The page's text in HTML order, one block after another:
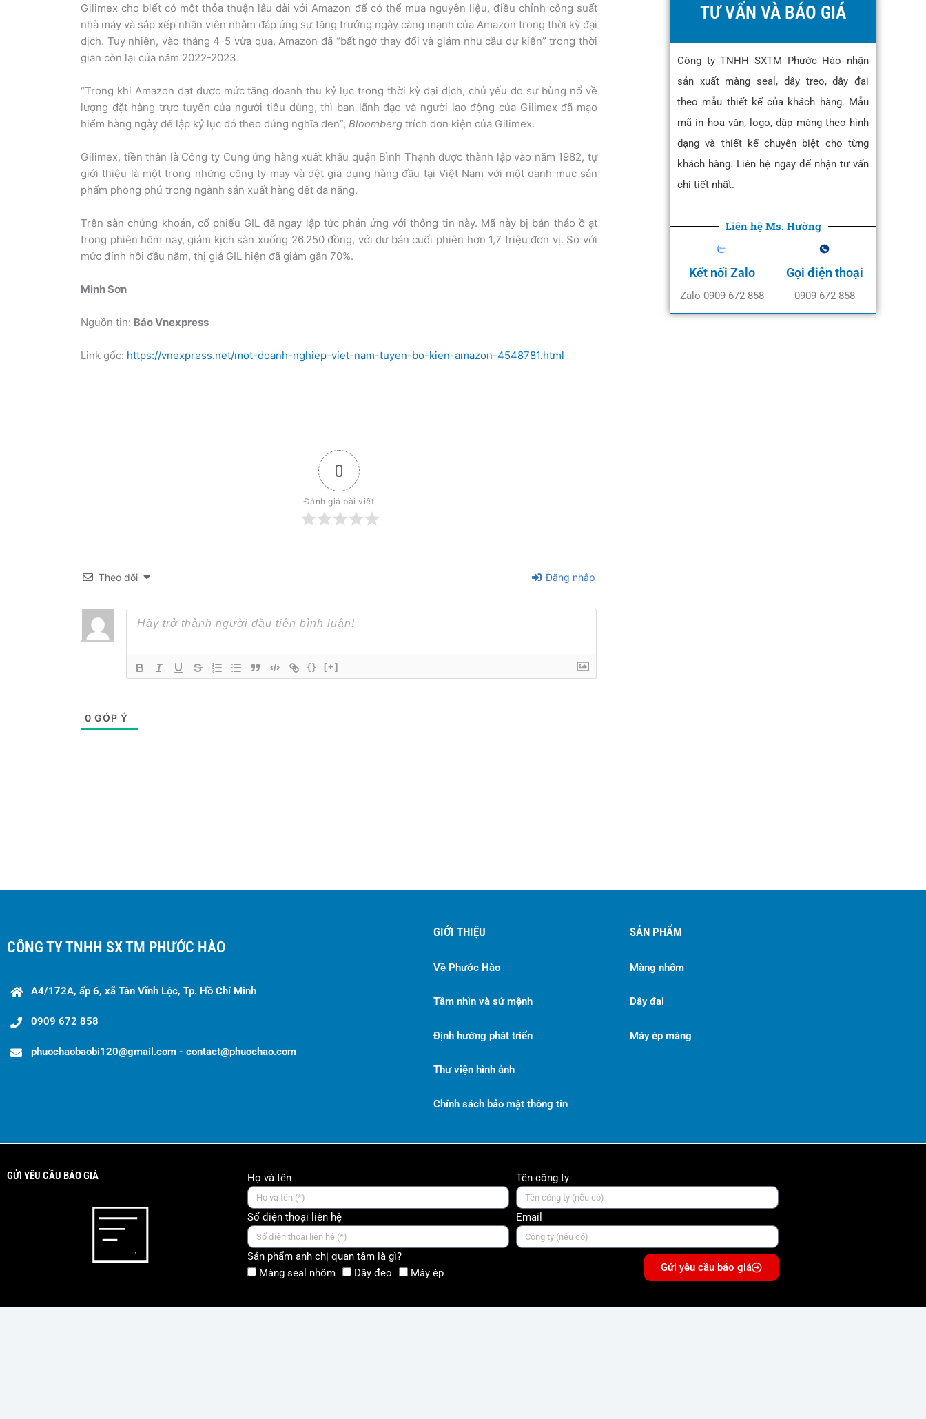
Gilimex cho biết có một thỏa thuận lâu dài với Amazon để có thể mua nguyên liệu, điều chỉnh công suất
nhà máy và sắp xếp nhân viên nhằm đáp ứng sự tăng trưởng ngày càng mạnh của Amazon trong thời kỳ đại
dịch. Tuy nhiên, vào tháng 4-5 vừa qua, Amazon đã “bất ngờ thay đổi và giảm nhu cầu dự kiến” trong thời
gian còn lại của năm 2022-2023.
“Trong khi Amazon đạt được mức tăng doanh thu kỷ lục trong thời kỳ đại dịch, chủ yếu do sự bùng nổ về
lượng đặt hàng trực tuyến của người tiêu dùng, thì ban lãnh đạo và người lao động của Gilimex đã mạo
hiểm hàng ngày để lập kỷ lục đó theo đúng nghĩa đen”, Bloomberg trích đơn kiện của Gilimex.
Gilimex, tiền thân là Công ty Cung ứng hàng xuất khẩu quận Bình Thạnh được thành lập vào năm 1982, tự
giới thiệu là một trong những công ty may và dệt gia dụng hàng đầu tại Việt Nam với một danh mục sản
phẩm phong phú trong ngành sản xuất hàng dệt đa năng.
Trên sàn chứng khoán, cổ phiếu GIL đã ngay lập tức phản ứng với thông tin này. Mã này bị bán tháo ồ ạt
trong phiên hôm nay, giảm kịch sàn xuống 26.250 đồng, với dư bán cuối phiên hơn 1,7 triệu đơn vị. So với
mức đỉnh hồi đầu năm, thị giá GIL hiện đã giảm gần 70%.
Minh Sơn
Nguồn tin: Báo Vnexpress
Link gốc: https://vnexpress.net/mot-doanh-nghiep-viet-nam-tuyen-bo-kien-amazon-4548781.html
0
Đánh giá bài viết
Theo dõi Đăng nhập
{} [+]
0 GÓP Ý
TƯ VẤN VÀ BÁO GIÁ
Công ty TNHH SXTM Phước Hào nhận
sản xuất màng seal, dây treo, dây đai
theo mẫu thiết kế của khách hàng. Mẫu
mã in hoa văn, logo, dập màng theo hình
dạng và thiết kế chuyên biệt cho từng
khách hàng. Liên hệ ngay để nhận tư vấn
chi tiết nhất.
Liên hệ Ms. Hường
Kết nối Zalo
Zalo 0909 672 858
Gọi điện thoại
0909 672 858
CÔNG TY TNHH SX TM PHƯỚC HÀO
A4/172A, ấp 6, xã Tân Vĩnh Lộc, Tp. Hồ Chí Minh
0909 672 858
phuochaobaobi120@gmail.com - contact@phuochao.com
GIỚI THIỆU
Về Phước Hào
Tầm nhìn và sứ mệnh
Định hướng phát triển
Thư viện hình ảnh
Chính sách bảo mật thông tin
SẢN PHẨM
Màng nhôm
Dây đai
Máy ép màng
GỬI YÊU CẦU BÁO GIÁ Họ và tên Tên công ty
Số điện thoại liên hệ Email
Sản phẩm anh chị quan tâm là gì?
Màng seal nhôm
Dây đeo Máy ép Gửi yêu cầu báo giá